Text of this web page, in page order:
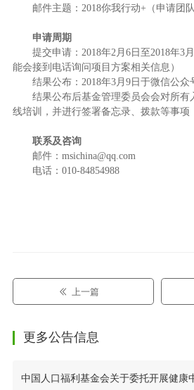
邮件主题：2018你我行动+（申请团队
申请周期
提交申请：2018年2月6日至2018年3
能会接到电话询问项目方案相关信息）
结果公布：2018年3月9日于微信公
结果公布后基金管理委员会会对所有
线培训，并进行签署备忘录、拨款等事项
联系及咨询
邮件：msichina@qq.com
电话：010-84854988
上一篇
更多公告信息
中国人口福利基金会关于委托开展健康